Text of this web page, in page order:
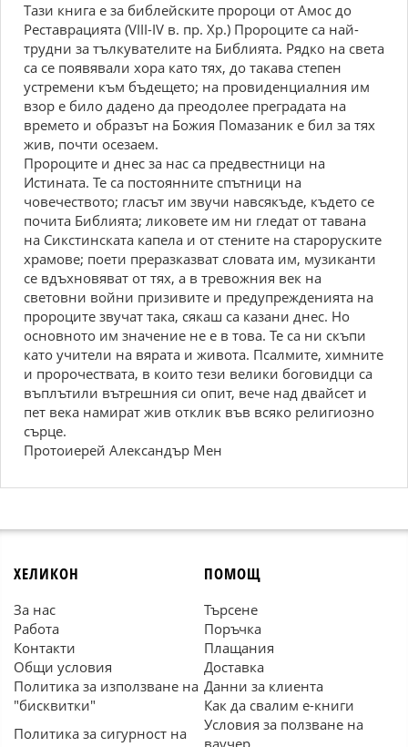
Тази книга е за библейските пророци от Амос до
Реставрацията (VIII-IV в. пр. Хр.) Пророците са най-
трудни за тълкувателите на Библията. Рядко на света
са се появявали хора като тях, до такава степен
устремени към бъдещето; на провиденциалния им
взор е било дадено да преодолее преградата на
времето и образът на Божия Помазаник е бил за тях
жив, почти осезаем.
Пророците и днес за нас са предвестници на
Истината. Те са постоянните спътници на
човечеството; гласът им звучи навсякъде, където се
почита Библията; ликовете им ни гледат от тавана
на Сикстинската капела и от стените на староруските
храмове; поети преразказват словата им, музиканти
се вдъхновяват от тях, а в тревожния век на
световни войни призивите и предупрежденията на
пророците звучат така, сякаш са казани днес. Но
основното им значение не е в това. Те са ни скъпи
като учители на вярата и живота. Псалмите, химните
и пророчествата, в които тези велики боговидци са
въплътили вътрешния си опит, вече над двайсет и
пет века намират жив отклик във всяко религиозно
сърце.
Протоиерей Александър Мен
ХЕЛИКОН
За нас
Работа
Контакти
Общи условия
Политика за използване на
"бисквитки"
Политика за сигурност на
ПОМОЩ
Търсене
Поръчка
Плащания
Доставка
Данни за клиента
Как да свалим е-книги
Условия за ползване на
ваучер